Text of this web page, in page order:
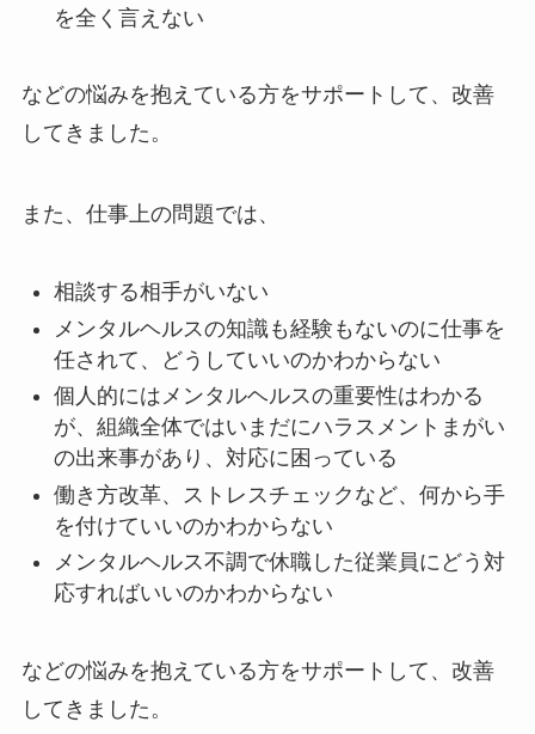
を全く言えない
などの悩みを抱えている方をサポートして、改善
してきました。
また、仕事上の問題では、
相談する相手がいない
メンタルヘルスの知識も経験もないのに仕事を
任されて、どうしていいのかわからない
個人的にはメンタルヘルスの重要性はわかる
が、組織全体ではいまだにハラスメントまがい
の出来事があり、対応に困っている
働き方改革、ストレスチェックなど、何から手
を付けていいのかわからない
メンタルヘルス不調で休職した従業員にどう対
応すればいいのかわからない
などの悩みを抱えている方をサポートして、改善
してきました。